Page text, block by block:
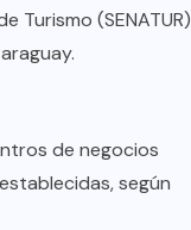
Turismo (SENATUR)
de negocios
según